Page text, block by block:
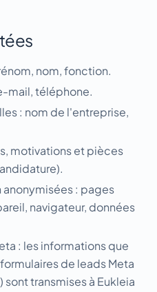
nom, fonction.
mail, téléphone.
: nom de l'entreprise,
motivations et pièces
: pages
navigateur, données
: les informations que
de leads Meta
transmises à Eukleia